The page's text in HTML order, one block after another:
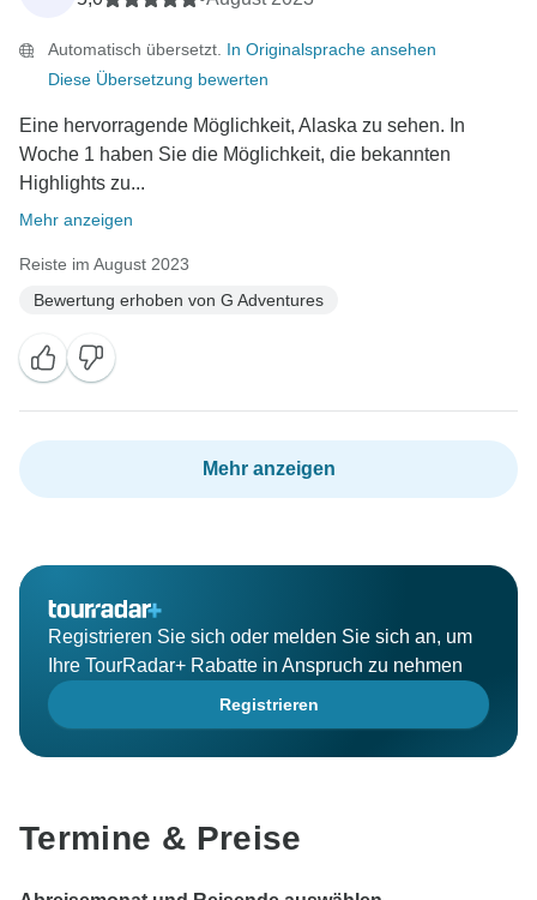
Automatisch übersetzt. In Originalsprache ansehen
Diese Übersetzung bewerten
Eine hervorragende Möglichkeit, Alaska zu sehen. In
Woche 1 haben Sie die Möglichkeit, die bekannten
Highlights zu...
Mehr anzeigen
Reiste im August 2023
Bewertung erhoben von G Adventures
Mehr anzeigen
Registrieren Sie sich oder melden Sie sich an, um
Ihre TourRadar+ Rabatte in Anspruch zu nehmen
Registrieren
Termine & Preise